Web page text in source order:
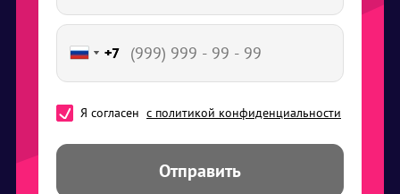
+7
+7
Я согласен с политикой конфиденциальности
Отправить